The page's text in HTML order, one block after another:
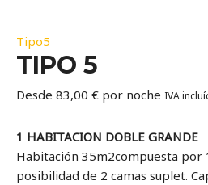
Tipo5
TIPO 5
Desde 83,00 € por noche IVA
1 HABITACION DOBLE GRANDE
Habitación 35m2compuesta por
posibilidad de 2 camas suplet.